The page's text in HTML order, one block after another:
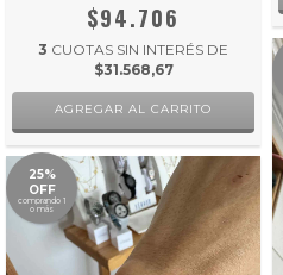
$94.706
3 CUOTAS SIN INTERÉS DE
$31.568,67
25%
OFF
comprando 1
o más